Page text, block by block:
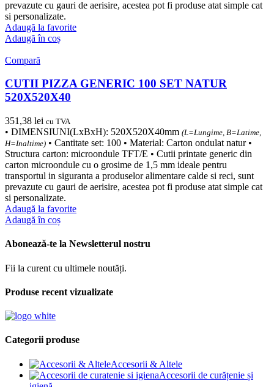
prevazute cu gauri de aerisire, acestea pot fi produse atat simple cat
si personalizate.
Adaugă la favorite
Adaugă în coș
Compară
CUTII PIZZA GENERIC 100 SET NATUR
520X520X40
351,38 lei cu TVA
• DIMENSIUNI(LxBxH): 520X520X40mm (L=Lungime, B=Latime,
H=Inaltime) • Cantitate set: 100 • Material: Carton ondulat natur •
Structura carton: microondule TFT/E • Cutii printate generic din
carton microondule cu o grosime de 1,5 mm ideale pentru
transportul in siguranta a produselor alimentare calde si reci, sunt
prevazute cu gauri de aerisire, acestea pot fi produse atat simple cat
si personalizate.
Adaugă la favorite
Adaugă în coș
Abonează-te la Newsletterul nostru
Fii la curent cu ultimele noutăți.
Produse recent vizualizate
Categorii produse
Accesorii & Altele
Accesorii de curățenie și